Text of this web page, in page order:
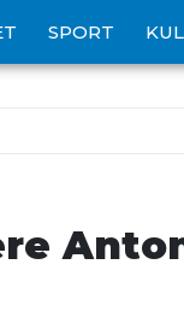
SPORT